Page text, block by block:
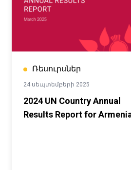
Ռեսուրսներ
24 սեպտեմբերի 2025
2024 UN Country Annual
Results Report for